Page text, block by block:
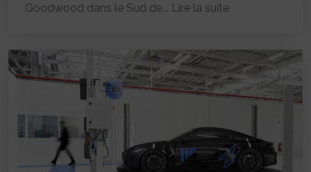
Goodwood dans le Sud de... Lire la suite